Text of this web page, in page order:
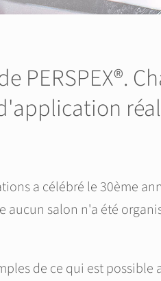
PERSPEX®.
a célébré le 30ème
salon n'a été
de ce qui est